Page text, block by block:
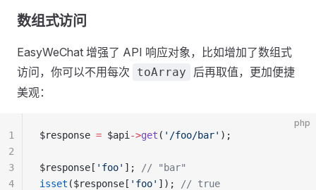
数组式访问
EasyWeChat 增强了 API 响应对象，比如增加了数组式
访问，你可以不用每次
toArray
后再取值，更加便捷
美观：
php
$response = $api ->get ( '/foo/bar' );
$response[ 'foo' ];
// "bar"
isset ($response[ 'foo' ]); // true
1
2
3
4